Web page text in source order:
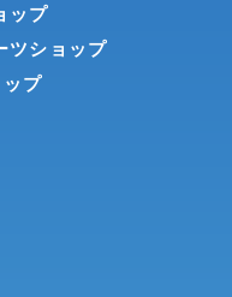
ップ
ツショップ
プ